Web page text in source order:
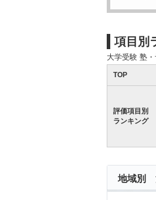
項目別
大学受験 塾
TOP
評価項目別
ランキング
地域別